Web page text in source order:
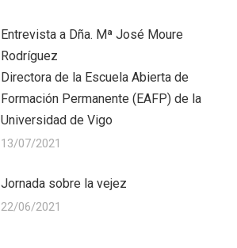
Entrevista a Dña. Mª José Moure
Rodríguez
Directora de la Escuela Abierta de
Formación Permanente (EAFP) de la
Universidad de Vigo
13/07/2021
Jornada sobre la vejez
22/06/2021